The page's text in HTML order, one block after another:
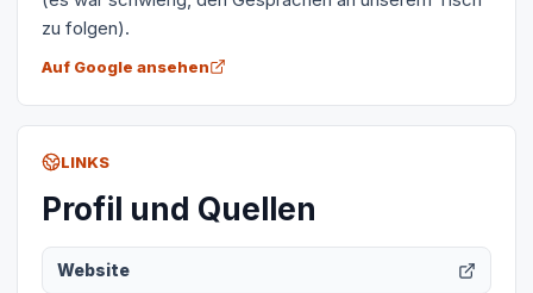
zu folgen).
Auf Google ansehen
LINKS
Profil und Quellen
Website